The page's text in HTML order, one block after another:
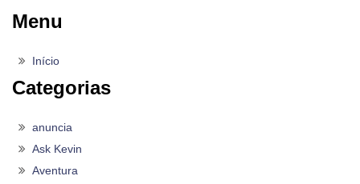
Menu
Início
Categorias
anuncia
Ask Kevin
Aventura